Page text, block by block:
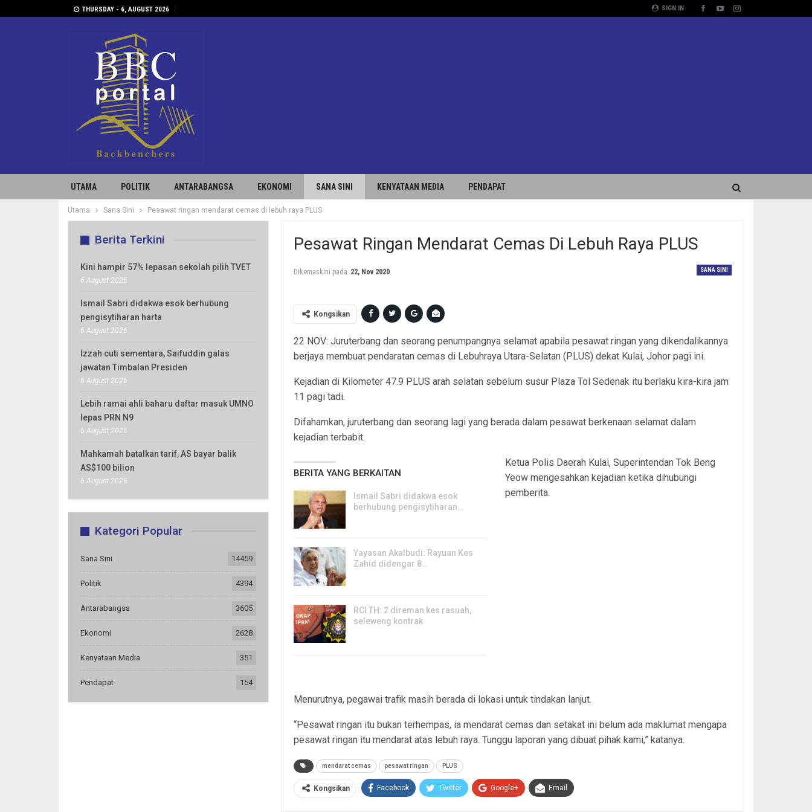
SIGN IN
THURSDAY - 6, AUGUST 2026
UTAMA POLITIK ANTARABANGSA EKONOMI SANA SINI KENYATAAN MEDIA PENDAPAT
Utama Sana Sini Pesawat ringan mendarat cemas di lebuh raya PLUS
Pesawat Ringan Mendarat Cemas Di Lebuh Raya PLUS
SANA SINI
Dikemaskini pada 22, Nov 2020
Kongsikan
22 NOV: Juruterbang dan seorang penumpangnya selamat apabila pesawat ringan yang dikendalikannya
berjaya membuat pendaratan cemas di Lebuhraya Utara-Selatan (PLUS) dekat Kulai, Johor pagi ini.
Kejadian di Kilometer 47.9 PLUS arah selatan sebelum susur Plaza Tol Sedenak itu berlaku kira-kira jam
11 pagi tadi.
Difahamkan, juruterbang dan seorang lagi yang berada dalam pesawat berkenaan selamat dalam
kejadian terbabit.
BERITA YANG BERKAITAN
Ismail Sabri didakwa esok
berhubung pengisytiharan…
Yayasan Akalbudi: Rayuan Kes
Zahid didengar 8…
RCI TH: 2 direman kes rasuah,
seleweng kontrak
Ketua Polis Daerah Kulai, Superintendan Tok Beng
Yeow mengesahkan kejadian ketika dihubungi
pemberita.
Menurutnya, pegawai trafik masih berada di lokasi untuk tindakan lanjut.
“Pesawat ringan itu bukan terhempas, ia mendarat cemas dan setakat ini belum ada maklumat mengapa
pesawat ringan itu mendarat atas lebuh raya. Tunggu laporan yang dibuat pihak kami,” katanya.
mendarat cemas pesawat ringan PLUS
Kongsikan Facebook Twitter Google+ Email
Berita Terkini
Kini hampir 57% lepasan sekolah pilih TVET
6 August 2026
Ismail Sabri didakwa esok berhubung
pengisytiharan harta
6 August 2026
Izzah cuti sementara, Saifuddin galas
jawatan Timbalan Presiden
6 August 2026
Lebih ramai ahli baharu daftar masuk UMNO
lepas PRN N9
6 August 2026
Mahkamah batalkan tarif, AS bayar balik
AS$100 bilion
6 August 2026
Kategori Popular
Sana Sini 14459
Politik 4394
Antarabangsa 3605
Ekonomi 2628
Kenyataan Media 351
Pendapat 154